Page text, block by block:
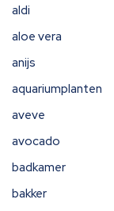
aldi
aloe vera
anijs
aquariumplanten
aveve
avocado
badkamer
bakker